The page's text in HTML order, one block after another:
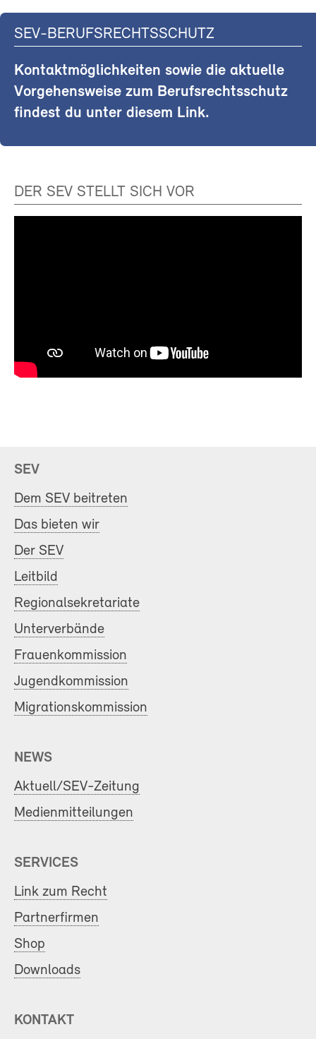
SEV-BERUFSRECHTSSCHUTZ
Kontaktmöglichkeiten sowie die aktuelle
Vorgehensweise zum Berufsrechtsschutz
findest du unter diesem Link.
DER SEV STELLT SICH VOR
SEV
Dem SEV beitreten
Das bieten wir
Der SEV
Leitbild
Regionalsekretariate
Unterverbände
Frauenkommission
Jugendkommission
Migrationskommission
NEWS
Aktuell/SEV-Zeitung
Medienmitteilungen
SERVICES
Link zum Recht
Partnerfirmen
Shop
Downloads
KONTAKT